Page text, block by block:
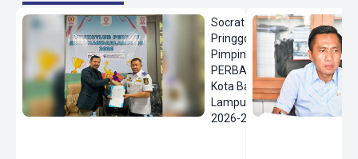
Socrat
Pringgodanu
Pimpin
PERBASI
Kota Bandar
Lampung
2026-2030